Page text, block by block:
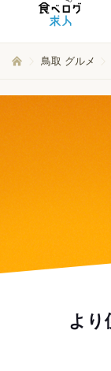
鳥取 グルメ
より